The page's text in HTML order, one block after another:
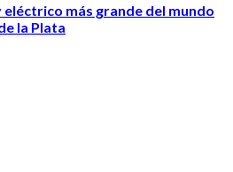
más grande del mundo
la Plata